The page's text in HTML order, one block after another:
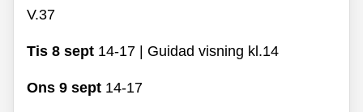
V.37
Tis 8 sept 14-17 | Guidad visning kl.14
Ons 9 sept 14-17